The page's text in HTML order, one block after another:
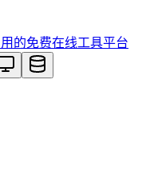
的免费在线工具平台